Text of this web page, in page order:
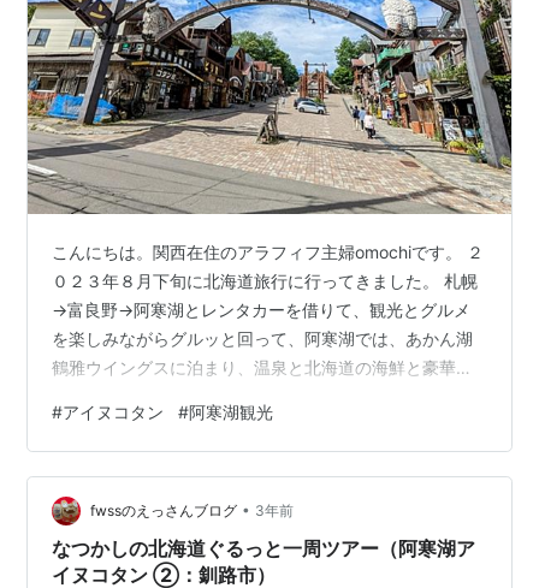
こんにちは。関西在住のアラフィフ主婦omochiです。 ２
０２３年８月下旬に北海道旅行に行ってきました。 札幌
→富良野→阿寒湖とレンタカーを借りて、観光とグルメ
を楽しみながらグルッと回って、阿寒湖では、あかん湖
鶴雅ウイングスに泊まり、温泉と北海道の海鮮と豪華バ
うぞ。 www.sirokuroomochi.com 今回は、そのホテルか
ら徒歩数分の所にある「アイヌコタン」を紹介します。
コタンとはアイヌ語で「集落」という意味で、阿寒湖ア
イヌコタンには、３６戸、約１２０人のアイヌ民族の
方々が暮らしています。 アイヌの文化を伝えるためのア
イヌ古式舞踏…
#アイヌコタン #阿寒湖観光
fwssのえっさんブログ • 3年前
なつかしの北海道ぐるっと一周ツアー（阿寒湖ア
イヌコタン ②：釧路市）